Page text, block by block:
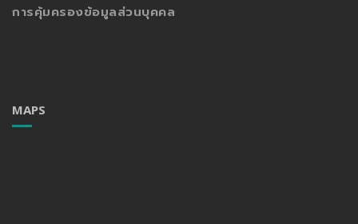
การคุ้มครองข้อมูลส่วนบุคคล
MAPS